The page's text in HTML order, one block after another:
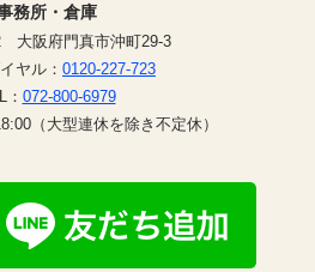
務所・倉庫
大阪府門真市沖町29-3
ヤル： 0120-227-723
： 072-800-6979
（大型連休を除き不定休）